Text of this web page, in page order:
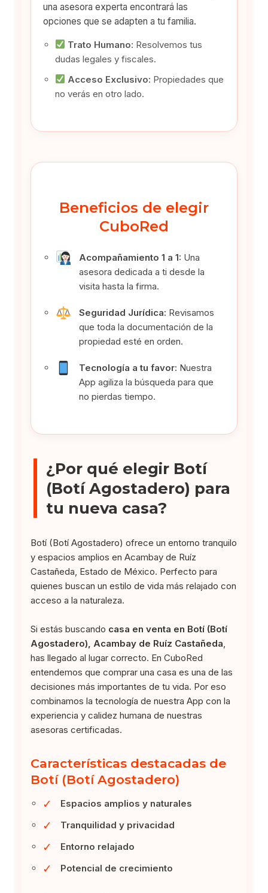
una asesora experta encontrará las
opciones que se adapten a tu familia.
Trato Humano: Resolvemos tus
dudas legales y fiscales.
Acceso Exclusivo: Propiedades que
no verás en otro lado.
Beneficios de elegir
CuboRed
Acompañamiento 1 a 1: Una
asesora dedicada a ti desde la
visita hasta la firma.
Seguridad Jurídica: Revisamos
que toda la documentación de la
propiedad esté en orden.
Tecnología a tu favor: Nuestra
App agiliza la búsqueda para que
no pierdas tiempo.
¿Por qué elegir Botí
(Botí Agostadero) para
tu nueva casa?
Botí (Botí Agostadero) ofrece un entorno tranquilo
y espacios amplios en Acambay de Ruíz
Castañeda, Estado de México. Perfecto para
quienes buscan un estilo de vida más relajado con
acceso a la naturaleza.
Si estás buscando casa en venta en Botí (Botí
Agostadero), Acambay de Ruíz Castañeda
has llegado al lugar correcto. En CuboRed
entendemos que comprar una casa es una de las
decisiones más importantes de tu vida. Por eso
combinamos la tecnología de nuestra App con la
experiencia y calidez humana de nuestras
asesoras certificadas.
Características destacadas de
Botí (Botí Agostadero)
✓ Espacios amplios y naturales
✓ Tranquilidad y privacidad
✓ Entorno relajado
✓ Potencial de crecimiento